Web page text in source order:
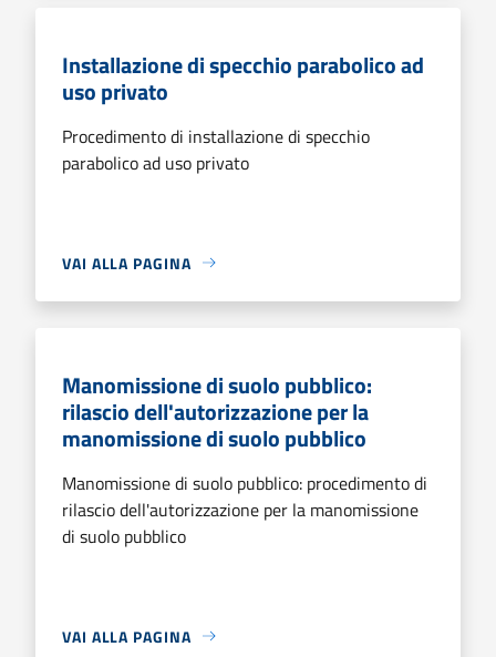
Installazione di specchio parabolico ad
uso privato
Procedimento di installazione di specchio
parabolico ad uso privato
VAI ALLA PAGINA
Manomissione di suolo pubblico:
rilascio dell'autorizzazione per la
manomissione di suolo pubblico
Manomissione di suolo pubblico: procedimento di
rilascio dell'autorizzazione per la manomissione
di suolo pubblico
VAI ALLA PAGINA